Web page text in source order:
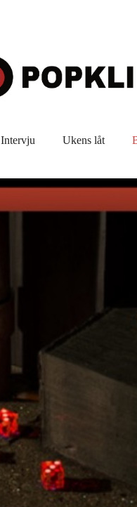
Intervju Ukens låt